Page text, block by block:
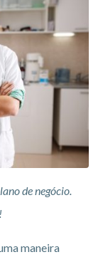
de negócio.
maneira